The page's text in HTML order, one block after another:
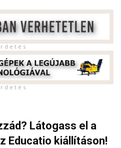
d e t é s
d e t é s
Látogass el a
Educatio kiállításon!